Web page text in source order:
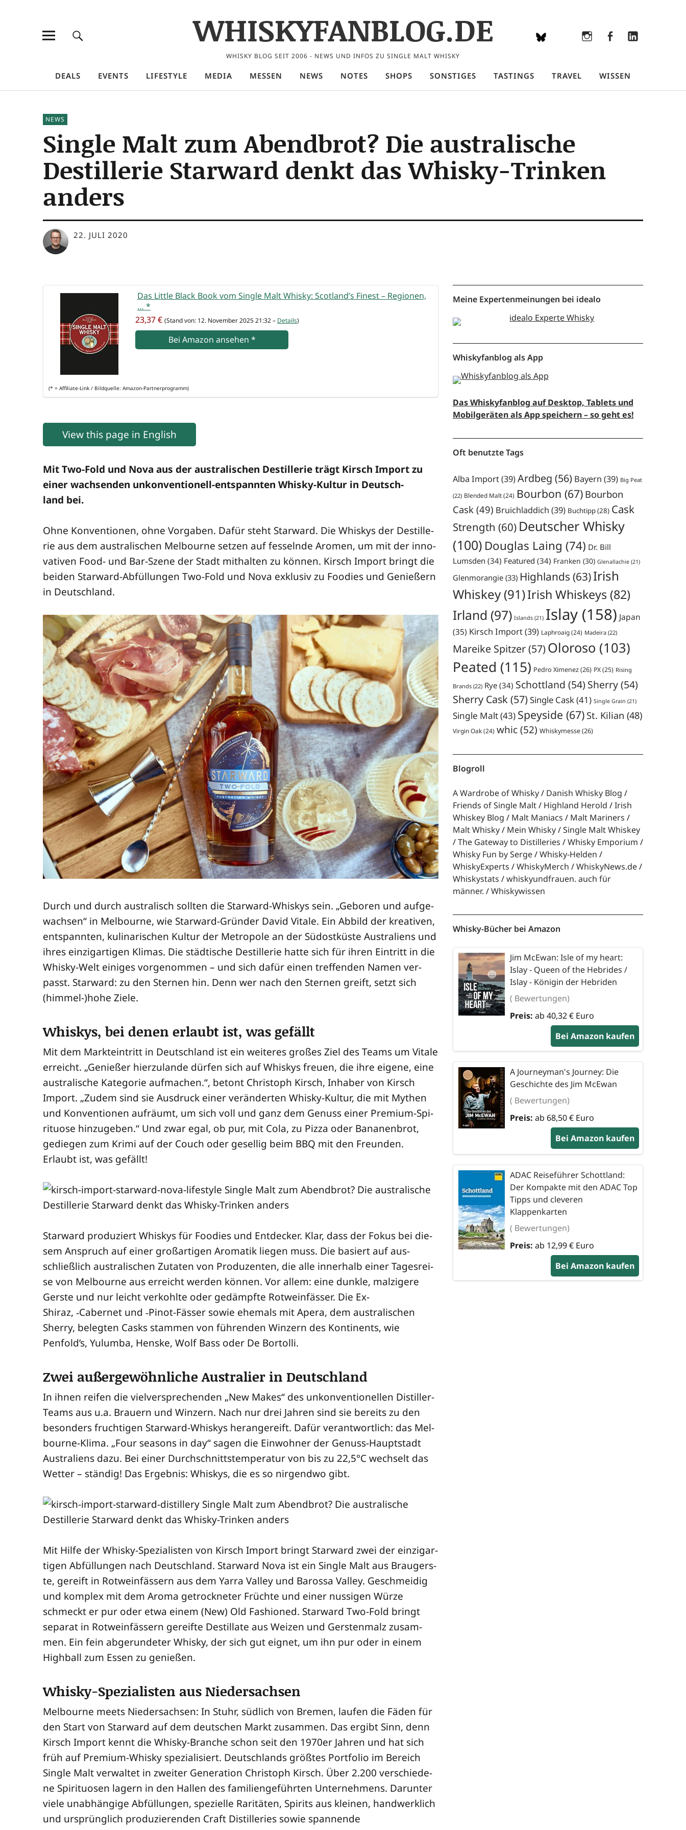
WHISKYFANBLOG.DE
WHISKY BLOG SEIT 2006 - NEWS UND INFOS ZU SINGLE MALT WHISKY
DEALS EVENTS LIFESTYLE MEDIA MESSEN NEWS NOTES SHOPS SONSTIGES TASTINGS TRAVEL WISSEN
NEWS
Single Malt zum Abendbrot? Die australische
Destillerie Starward denkt das Whisky-Trinken
anders
22. JULI 2020
Das Litt­le Black Book vom Sin­gle Malt Whis­ky: Scotland’s Finest – Regio­nen,
… *
23,37 € (Stand von: 12. Novem­ber 2025 21:32 – Details)
Bei Ama­zon anse­hen *
(* = Affi­lia­te-Link / Bild­quel­le: Amazon-Partnerprogramm)
View this page in English
Mit Two-Fold und Nova aus der aus­tra­li­schen Destil­le­rie trägt Kirsch Import zu
einer wach­sen­den unkon­ven­tio­nell-ent­spann­ten Whis­ky-Kul­tur in Deutsch­
land bei.
Ohne Kon­ven­tio­nen, ohne Vor­ga­ben. Dafür steht Star­ward. Die Whis­kys der Destil­le­
rie aus dem aus­tra­li­schen Mel­bourne set­zen auf fes­seln­de Aro­men, um mit der inno­
va­ti­ven Food- und Bar-Sze­ne der Stadt mit­hal­ten zu kön­nen. Kirsch Import bringt die
bei­den Star­ward-Abfül­lun­gen Two-Fold und Nova exklu­siv zu Foo­dies und Genie­ßern
in Deutschland.
Durch und durch aus­tra­lisch soll­ten die Star­ward-Whis­kys sein. „Gebo­ren und auf­ge­
wach­sen“ in Mel­bourne, wie Star­ward-Grün­der David Vita­le. Ein Abbild der krea­ti­ven,
ent­spann­ten, kuli­na­ri­schen Kul­tur der Metro­po­le an der Süd­ost­küs­te Aus­tra­li­ens und
ihres ein­zig­ar­ti­gen Kli­mas. Die städ­ti­sche Destil­le­rie hat­te sich für ihren Ein­tritt in die
Whis­ky-Welt eini­ges vor­ge­nom­men – und sich dafür einen tref­fen­den Namen ver­
passt. Star­ward: zu den Ster­nen hin. Denn wer nach den Ster­nen greift, setzt sich
(himmel-)hohe Ziele.
Whiskys, bei denen erlaubt ist, was gefällt
Mit dem Markt­ein­tritt in Deutsch­land ist ein wei­te­res gro­ßes Ziel des Teams um Vita­le
erreicht. „Genie­ßer hier­zu­lan­de dür­fen sich auf Whis­kys freu­en, die ihre eige­ne, eine
aus­tra­li­sche Kate­go­rie auf­ma­chen.“, betont Chris­toph Kirsch, Inha­ber von Kirsch
Import. „Zudem sind sie Aus­druck einer ver­än­der­ten Whis­ky-Kul­tur, die mit Mythen
und Kon­ven­tio­nen auf­räumt, um sich voll und ganz dem Genuss einer Pre­mi­um-Spi­
ri­tuo­se hin­zu­ge­ben.“ Und zwar egal, ob pur, mit Cola, zu Piz­za oder Bana­nen­brot,
gedie­gen zum Kri­mi auf der Couch oder gesel­lig beim BBQ mit den Freun­den.
Erlaubt ist, was gefällt!
Star­ward pro­du­ziert Whis­kys für Foo­dies und Ent­de­cker. Klar, dass der Fokus bei die­
sem Anspruch auf einer groß­ar­ti­gen Aro­ma­tik lie­gen muss. Die basiert auf aus­
schließ­lich aus­tra­li­schen Zuta­ten von Pro­du­zen­ten, die alle inner­halb einer Tages­rei­
se von Mel­bourne aus erreicht wer­den kön­nen. Vor allem: eine dunk­le, mal­zi­ge­re
Gers­te und nur leicht ver­kohl­te oder gedämpf­te Rot­wein­fäs­ser. Die Ex-
Shiraz, ‑Caber­net und ‑Pinot-Fäs­ser sowie ehe­mals mit Apera, dem aus­tra­li­schen
Sher­ry, beleg­ten Casks stam­men von füh­ren­den Win­zern des Kon­ti­nents, wie
Penfold’s, Yul­um­ba, Hens­ke, Wolf Bass oder De Bortolli.
Zwei außergewöhnliche Australier in Deutschland
In ihnen rei­fen die viel­ver­spre­chen­den „New Makes“ des unkon­ven­tio­nel­len Distil­ler-
Teams aus u.a. Brau­ern und Win­zern. Nach nur drei Jah­ren sind sie bereits zu den
beson­ders fruch­ti­gen Star­ward-Whis­kys her­an­ge­reift. Dafür ver­ant­wort­lich: das Mel­
bourne-Kli­ma. „Four sea­sons in day“ sagen die Ein­woh­ner der Genuss-Haupt­stadt
Aus­tra­li­ens dazu. Bei einer Durch­schnitts­tem­pe­ra­tur von bis zu 22,5°C wech­selt das
Wet­ter – stän­dig! Das Ergeb­nis: Whis­kys, die es so nir­gend­wo gibt.
Mit Hil­fe der Whis­ky-Spe­zia­lis­ten von Kirsch Import bringt Star­ward zwei der ein­zig­ar­
ti­gen Abfül­lun­gen nach Deutsch­land. Star­ward Nova ist ein Sin­gle Malt aus Brau­gers­
te, gereift in Rot­wein­fäs­sern aus dem Yar­ra Val­ley und Baros­sa Val­ley. Geschmei­dig
und kom­plex mit dem Aro­ma getrock­ne­ter Früch­te und einer nussi­gen Wür­ze
schmeckt er pur oder etwa einem (New) Old Fashio­ned. Star­ward Two-Fold bringt
sepa­rat in Rot­wein­fäs­sern gereif­te Destil­la­te aus Wei­zen und Gers­ten­malz zusam­
men. Ein fein abge­run­de­ter Whis­ky, der sich gut eig­net, um ihn pur oder in einem
High­ball zum Essen zu genießen.
Whisky-Spezialisten aus Niedersachsen
Mel­bourne meets Nie­der­sach­sen: In Stuhr, süd­lich von Bre­men, lau­fen die Fäden für
den Start von Star­ward auf dem deut­schen Markt zusam­men. Das ergibt Sinn, denn
Kirsch Import kennt die Whis­ky-Bran­che schon seit den 1970er Jah­ren und hat sich
früh auf Pre­mi­um-Whis­ky spe­zia­li­siert. Deutsch­lands größ­tes Port­fo­lio im Bereich
Sin­gle Malt ver­wal­tet in zwei­ter Gene­ra­ti­on Chris­toph Kirsch. Über 2.200 ver­schie­de­
ne Spi­ri­tuo­sen lagern in den Hal­len des fami­li­en­ge­führ­ten Unter­neh­mens. Dar­un­ter
vie­le unab­hän­gi­ge Abfül­lun­gen, spe­zi­el­le Rari­tä­ten, Spi­rits aus klei­nen, hand­werk­lich
und ursprüng­lich pro­du­zie­ren­den Craft Distil­le­ries sowie span­nen­de
Meine Expertenmeinungen bei idealo
Whiskyfanblog als App
Das Whiskyfanblog auf Desktop, Tablets und
Mobilgeräten als App speichern – so geht es!
Oft benutzte Tags
Alba Import(39)Ardbeg (56) Bayern (39) Big Peat
(22) Blended Malt(24) Bourbon (67) Bourbon
Cask(49) Bruichladdich (39) Buchtipp(28) Cask
Strength (60) Deutscher Whisky
(100) Douglas Laing (74) Dr. Bill
Lumsden (34) Featured (34) Franken (30) Glenallachie(21)
Glenmorangie(33) Highlands (63)Irish
Whiskey(91)Irish Whiskeys (82)
Irland (97) Islands(21) Islay(158) Japan
(35) Kirsch Import(39) Laphroaig(24) Madeira(22)
Mareike Spitzer(57)Oloroso (103)
Peated (115) Pedro Ximenez(26) PX(25) Rising
Brands(22) Rye(34) Schottland (54) Sherry(54)
Sherry Cask (57)Single Cask(41) Single Grain (21)
Single Malt(43) Speyside (67) St. Kilian (48)
Virgin Oak(24) whic(52) Whiskymesse(26)
Blogroll
A Wardrobe of Whisky
Danish Whisky Blog
Friends of Single Malt
Highland Herold
Irish
Whiskey Blog
Malt Maniacs
Malt Mariners
Malt Whisky
Mein Whisky
Single Malt Whiskey
The Gateway to Distilleries
Whisky Emporium
Whisky Fun by Serge
Whisky-Helden
WhiskyExperts
WhiskyMerch
WhiskyNews.de
Whiskystats
whiskyundfrauen. auch für
männer.
Whiskywissen
Whisky-Bücher bei Amazon
Jim McEwan: Isle of my heart:
Islay - Queen of the Hebrides /
Islay - Königin der Hebriden
( Bewertungen)
Preis: ab 40,32 € Euro
Bei Amazon kaufen
A Journeyman's Journey: Die
Geschichte des Jim McEwan
( Bewertungen)
Preis: ab 68,50 € Euro
Bei Amazon kaufen
ADAC Reiseführer Schottland:
Der Kompakte mit den ADAC Top
Tipps und cleveren
Klappenkarten
( Bewertungen)
Preis: ab 12,99 € Euro
Bei Amazon kaufen